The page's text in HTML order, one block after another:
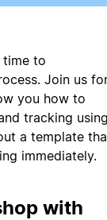
time to
Join us
you how to
tracking
a template
immediately.
with